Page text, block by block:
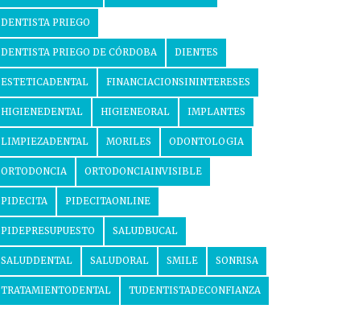
DENTISTA PRIEGO
DENTISTA PRIEGO DE CÓRDOBA DIENTES
ESTETICADENTAL FINANCIACIONSININTERESES
HIGIENEDENTAL HIGIENEORAL IMPLANTES
LIMPIEZADENTAL MORILES ODONTOLOGIA
ORTODONCIA ORTODONCIAINVISIBLE
PIDECITA PIDECITAONLINE
PIDEPRESUPUESTO SALUDBUCAL
SALUDDENTAL SALUDORAL SMILE SONRISA
TRATAMIENTODENTAL TUDENTISTADECONFIANZA